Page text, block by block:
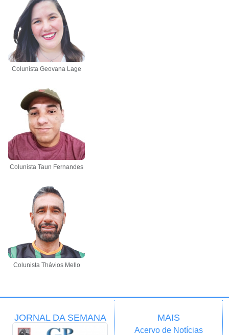
Colunista Geovana Lage
Colunista Taun Fernandes
Colunista Thávios Mello
JORNAL DA SEMANA MAIS
Acervo de Notícias